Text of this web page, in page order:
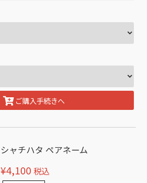
ご購入手続きへ
シャチハタ ペアネーム
¥4,100 税込